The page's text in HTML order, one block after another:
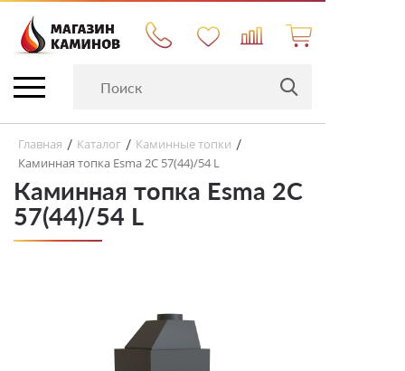
Главная / Каталог / Каминные топки /
Каминная топка Esma 2C 57(44)/54 L
Каминная топка Esma 2C
57(44)/54 L